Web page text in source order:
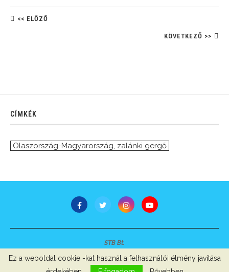
<< ELŐZŐ
KÖVETKEZŐ >>
CÍMKÉK
Olaszország-Magyarország zalánki gergő
STB Bt.
Minden jog fenntartva © 2007-2022
Szerzői jogok, adatvédelem- Impresszum
Ez a weboldal cookie -kat használ a felhasználói élmény javítása